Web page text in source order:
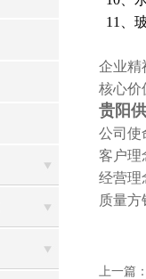
11、
企业精
核心价
贵阳
公司使
客户理
经营理
质量
上一篇